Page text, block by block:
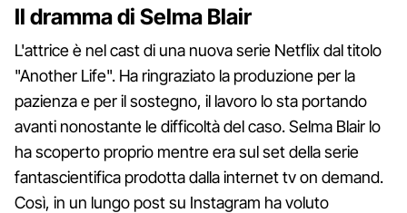
Il dramma di Selma Blair
L'attrice è nel cast di una nuova serie Netflix dal titolo
"Another Life". Ha ringraziato la produzione per la
pazienza e per il sostegno, il lavoro lo sta portando
avanti nonostante le difficoltà del caso. Selma Blair lo
ha scoperto proprio mentre era sul set della serie
fantascientifica prodotta dalla internet tv on demand.
Così, in un lungo post su Instagram ha voluto